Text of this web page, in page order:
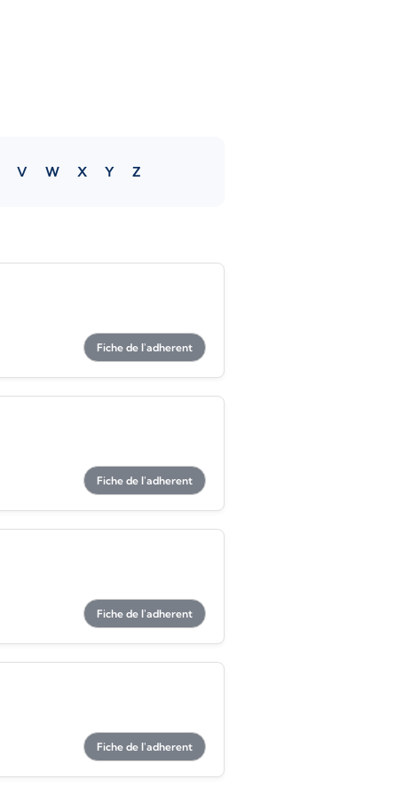
V W X Y Z
Fiche de l'adherent
Fiche de l'adherent
Fiche de l'adherent
Fiche de l'adherent